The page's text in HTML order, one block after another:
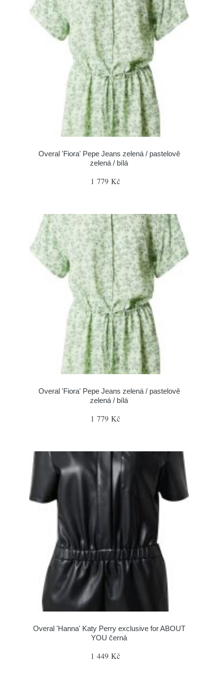
Overal 'Fiora' Pepe Jeans zelená / pastelově
zelená / bílá
1 779 Kč
Overal 'Fiora' Pepe Jeans zelená / pastelově
zelená / bílá
1 779 Kč
Overal 'Hanna' Katy Perry exclusive for ABOUT
YOU černá
1 449 Kč